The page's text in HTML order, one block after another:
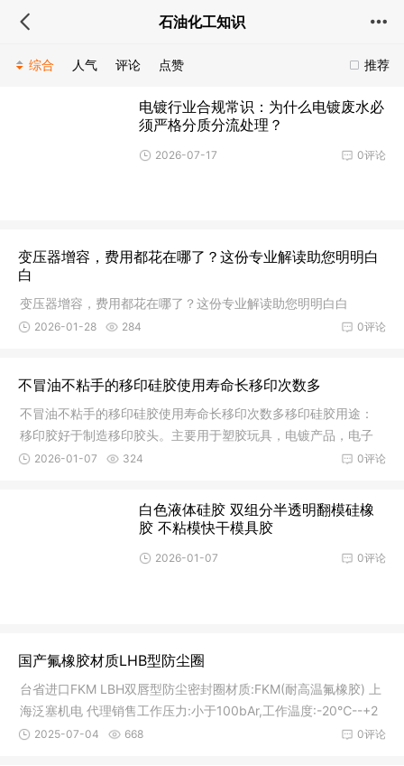
石油化工知识
推荐
综合 人气 评论 点赞
电镀行业合规常识：为什么电镀废水必
须严格分质分流处理？
0评论
2026-07-17
变压器增容，费用都花在哪了？这份专业解读助您明明白
白
变压器增容，费用都花在哪了？这份专业解读助您明明白白
0评论
2026-01-28 284
不冒油不粘手的移印硅胶使用寿命长移印次数多
不冒油不粘手的移印硅胶使用寿命长移印次数多移印硅胶用途：
移印胶好于制造移印胶头。主要用于塑胶玩具，电镀产品，电子
玩具，商
0评论
2026-01-07 324
白色液体硅胶 双组分半透明翻模硅橡
胶 不粘模快干模具胶
0评论
2026-01-07
国产氟橡胶材质LHB型防尘圈
台省进口FKM LBH双唇型防尘密封圈材质:FKM(耐高温氟橡胶) 上
海泛塞机电 代理销售工作压力:小于100bAr,工作温度:-20℃--+2
00℃产
0评论
2025-07-04 668